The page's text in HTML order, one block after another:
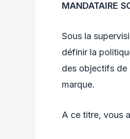
MANDATAIRE
Sous la
définir la
des objectifs de
marque.
A ce titre, vous